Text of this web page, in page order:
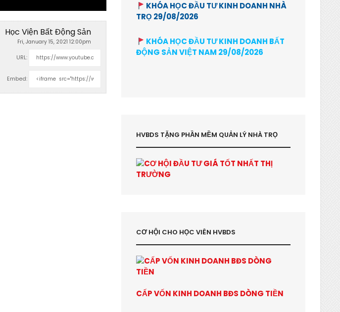
Học Viện Bất Động Sản
Fri, January 15, 2021 12:00pm
URL:
Embed:
KHÓA HỌC ĐẦU TƯ KINH DOANH NHÀ
TRỌ 29/08/2026
KHÓA HỌC ĐẦU TƯ KINH DOANH BẤT
ĐỘNG SẢN VIỆT NAM 29/08/2026
HVBDS TẶNG PHẦN MỀM QUẢN LÝ NHÀ TRỌ
CƠ HỘI CHO HỌC VIÊN HVBDS
CẤP VỐN KINH DOANH BĐS DÒNG TIỀN